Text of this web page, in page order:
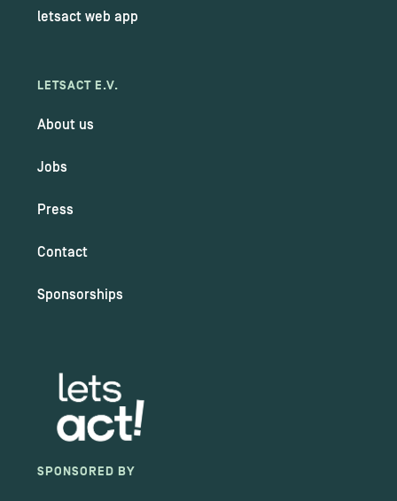
letsact web app
LETSACT E.V.
About us
Jobs
Press
Contact
Sponsorships
SPONSORED BY